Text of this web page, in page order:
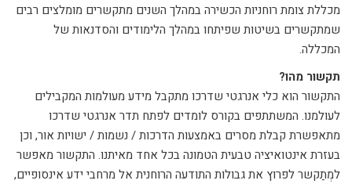
מכללת צומת רוחניות הכשירה במהלך השנים מתקשרים מומלצים רבים
שמתקשרים בשיטות שפיתחו במהלך הלימודים והסדנאות של
המכללה.
תקשור מהו?
התקשור הוא כלי אנרגטי שדרכו מתקבל מידע מעולמות המקבילים
לעולמנו. המשתתפים בקורס לומדים לפתח תדר אנרגטי שדרכו
מתאפשרת קבלת מסרים באמצעות הדרכות / נשמות / ישויות אור, וכן
בעזרת אינטואיציה טבעית הטמונה בכל אחד מאיתנו. התקשור מאפשר
למְתַקשר לפרוץ את גבולות התודעה הרוחנית אל מרחבי ידע אינסופיים,